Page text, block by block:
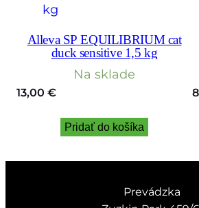
Alleva SP EQUILIBRIUM cat
duck sensitive 1,5 kg
Na sklade
13,00 €
Pridať do košíka
Prevádzka